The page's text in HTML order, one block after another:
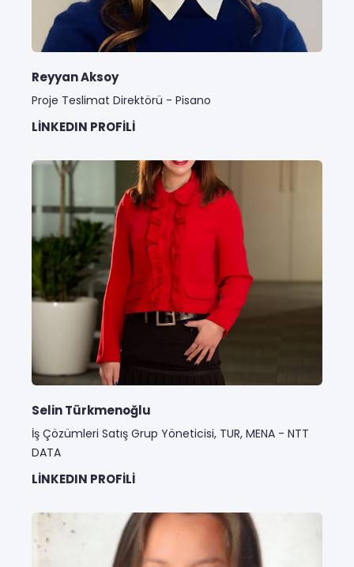
Reyyan Aksoy
Proje Teslimat Direktörü - Pisano
LINKEDIN PROFILI
Selin Türkmenoğlu
İş Çözümleri Satış Grup Yöneticisi, TUR, MENA - NTT
DATA
LINKEDIN PROFILI